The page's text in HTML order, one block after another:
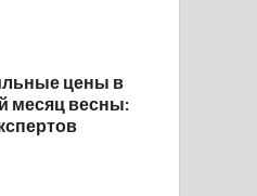
цены в
месяц весны: